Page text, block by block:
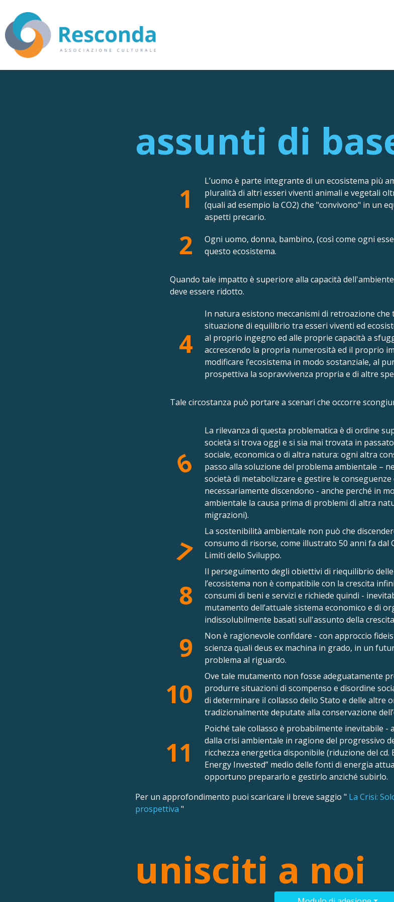
assunti di
1
L’uomo è parte integrante di un ecosistema più
pluralità di altri esseri viventi animali e vegetali
(quali ad esempio la CO2) che "convivono" in un
aspetti precario.
2
Ogni uomo, donna, bambino, (così come ogni
questo ecosistema.
Quando tale impatto è superiore alla capacità
deve essere ridotto.
4
In natura esistono meccanismi di retroazione
situazione di equilibrio tra esseri viventi ed
al proprio ingegno ed alle proprie capacità a
accrescendo la propria numerosità ed il proprio
modificare l’ecosistema in modo sostanziale, al
prospettiva la sopravvivenza propria e di altre
Tale circostanza può portare a scenari che occorre
6
La rilevanza di questa problematica è di ordine
società si trova oggi e si sia mai trovata in
sociale, economica o di altra natura: ogni altra
passo alla soluzione del problema ambientale –
società di metabolizzare e gestire le
necessariamente discendono - anche perché in
ambientale la causa prima di problemi di altra
migrazioni).
7
La sostenibilità ambientale non può che
consumo di risorse, come illustrato 50 anni fa dal
Limiti dello Sviluppo.
8
Il perseguimento degli obiettivi di riequilibrio
l’ecosistema non è compatibile con la crescita
consumi di beni e servizi e richiede quindi -
mutamento dell’attuale sistema economico e di
indissolubilmente basati sull'assunto della
9
Non è ragionevole confidare - con approccio
scienza quali deus ex machina in grado, in un
problema al riguardo.
10
Ove tale mutamento non fosse adeguatamente
produrre situazioni di scompenso e disordine
di determinare il collasso dello Stato e delle altre
tradizionalmente deputate alla conservazione
11
Poiché tale collasso è probabilmente inevitabile -
dalla crisi ambientale in ragione del progressivo
ricchezza energetica disponibile (riduzione del cd.
Energy Invested” medio delle fonti di energia
opportuno prepararlo e gestirlo anziché subirlo.
Per un approfondimento puoi scaricare il breve saggio " La Crisi:
prospettiva "
unisciti a noi